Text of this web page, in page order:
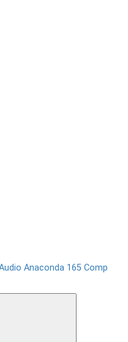
Anaconda 165 Comp